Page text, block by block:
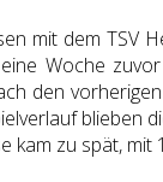
mit dem TSV
Woche
den
blieben
kam zu spät,